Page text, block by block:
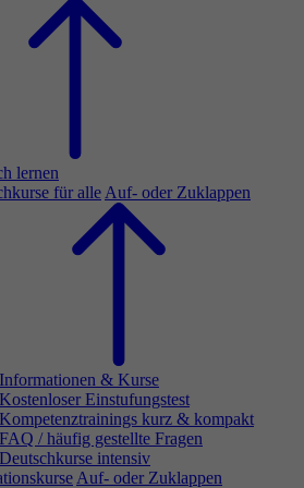
lernen
für alle Auf- oder Zuklappen
Informationen & Kurse
Kostenloser Einstufungstest
Kompetenztrainings kurz & kompakt
FAQ / häufig gestellte Fragen
Deutschkurse intensiv
Auf- oder Zuklappen